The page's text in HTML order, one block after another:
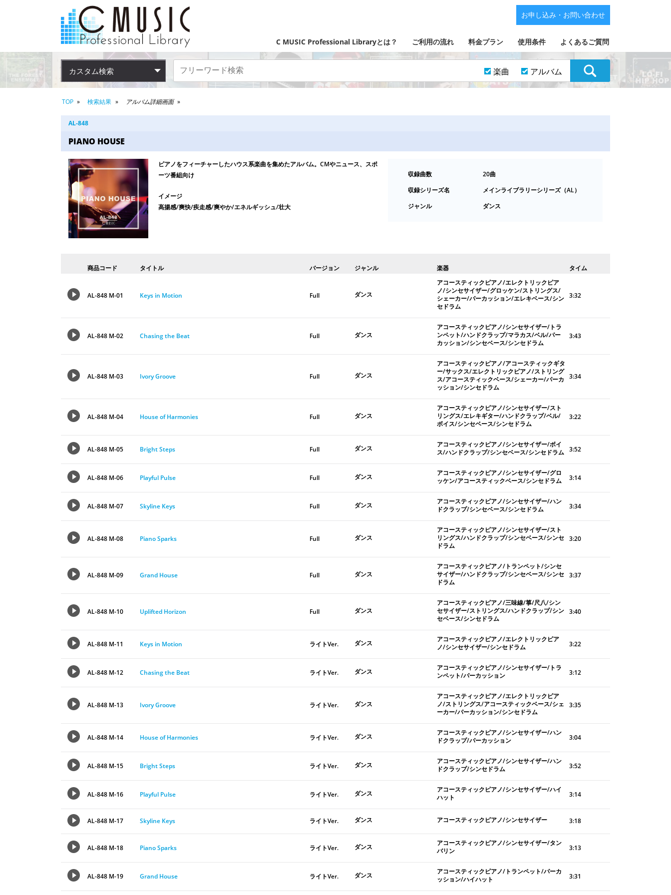
C MUSIC Professional Libraryとは？ ご利用の流れ 料金プラン 使用条件 よくあるご質問
お申し込み・お問い合わせ
カスタム検索 楽曲 アルバム
TOP 検索結果 アルバム詳細画面
AL-848
PIANO HOUSE
ピアノをフィーチャーしたハウス系楽曲を集めたアルバム。CMやニュース、スポ
ーツ番組向け
イメージ
高揚感/爽快/疾走感/爽やか/エネルギッシュ/壮大
収録曲数
20曲
収録シリーズ名
メインライブラリーシリーズ（AL）
ジャンル
ダンス
商品コード タイトル バージョン ジャンル 楽器 タイム
AL-848 M-01 Keys in Motion Full ダンス
アコースティックピアノ/エレクトリックピア
ノ/シンセサイザー/グロッケン/ストリングス/
シェーカー/パーカッション/エレキベース/シン
セドラム
3:32
AL-848 M-02 Chasing the Beat Full ダンス
アコースティックピアノ/シンセサイザー/トラ
ンペット/ハンドクラップ/マラカス/ベル/パー
カッション/シンセベース/シンセドラム
3:43
AL-848 M-03 Ivory Groove Full ダンス
アコースティックピアノ/アコースティックギタ
ー/サックス/エレクトリックピアノ/ストリング
ス/アコースティックベース/シェーカー/パーカ
ッション/シンセドラム
3:34
AL-848 M-04 House of Harmonies Full ダンス
アコースティックピアノ/シンセサイザー/スト
リングス/エレキギター/ハンドクラップ/ベル/
ボイス/シンセベース/シンセドラム
3:22
AL-848 M-05 Bright Steps Full ダンス
アコースティックピアノ/シンセサイザー/ボイ
ス/ハンドクラップ/シンセベース/シンセドラム 3:52
AL-848 M-06 Playful Pulse Full ダンス
アコースティックピアノ/シンセサイザー/グロ
ッケン/アコースティックベース/シンセドラム
3:14
AL-848 M-07 Skyline Keys Full ダンス
アコースティックピアノ/シンセサイザー/ハン
ドクラップ/シンセベース/シンセドラム
3:34
AL-848 M-08 Piano Sparks Full ダンス
アコースティックピアノ/シンセサイザー/スト
リングス/ハンドクラップ/シンセベース/シンセ
ドラム
3:20
AL-848 M-09 Grand House Full ダンス
アコースティックピアノ/トランペット/シンセ
サイザー/ハンドクラップ/シンセベース/シンセ
ドラム
3:37
AL-848 M-10 Uplifted Horizon Full ダンス
アコースティックピアノ/三味線/箏/尺八/シン
セサイザー/ストリングス/ハンドクラップ/シン
セベース/シンセドラム
3:40
AL-848 M-11 Keys in Motion ライトVer. ダンス
アコースティックピアノ/エレクトリックピア
ノ/シンセサイザー/シンセドラム
3:22
AL-848 M-12 Chasing the Beat ライトVer. ダンス
アコースティックピアノ/シンセサイザー/トラ
ンペット/パーカッション
3:12
AL-848 M-13 Ivory Groove ライトVer. ダンス
アコースティックピアノ/エレクトリックピア
ノ/ストリングス/アコースティックベース/シェ
ーカー/パーカッション/シンセドラム
3:35
AL-848 M-14 House of Harmonies ライトVer. ダンス
アコースティックピアノ/シンセサイザー/ハン
ドクラップ/パーカッション
3:04
AL-848 M-15 Bright Steps ライトVer. ダンス
アコースティックピアノ/シンセサイザー/ハン
ドクラップ/シンセドラム
3:52
AL-848 M-16 Playful Pulse ライトVer. ダンス
アコースティックピアノ/シンセサイザー/ハイ
ハット
3:14
AL-848 M-17 Skyline Keys ライトVer. ダンス アコースティックピアノ/シンセサイザー 3:18
AL-848 M-18 Piano Sparks ライトVer. ダンス
アコースティックピアノ/シンセサイザー/タン
バリン
3:13
AL-848 M-19 Grand House ライトVer. ダンス
アコースティックピアノ/トランペット/パーカ
ッション/ハイハット
3:31